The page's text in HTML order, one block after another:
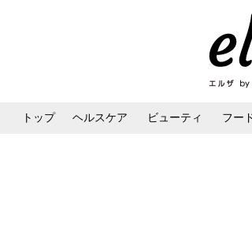
トップ ヘルスケア ビューティ フー